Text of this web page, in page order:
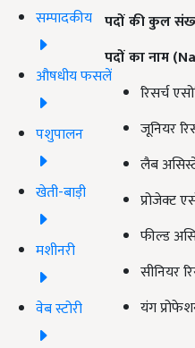
सम्पादकीय
औषधीय फसलें
पशुपालन
खेती-बाड़ी
मशीनरी
वेब स्टोरी
पदों की कुल
पदों का नाम
रिसर्च
जूनियर
लैब
प्रोजेक्ट
फील्ड
सीनियर
यंग